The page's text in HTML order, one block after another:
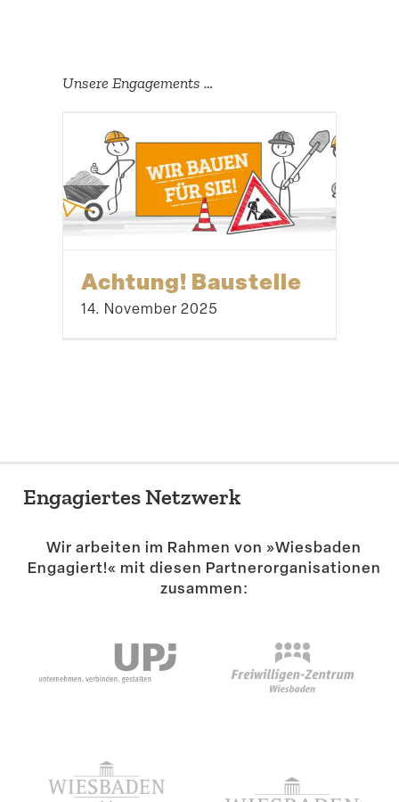
Unsere Engage­ments …
Achtung! Baustelle
14. November 2025
Engagiertes Netzwerk
Wir arbeiten im Rahmen von »Wiesbaden
Engagiert!« mit diesen Partner­or­ga­ni­sa­tionen
zusammen: